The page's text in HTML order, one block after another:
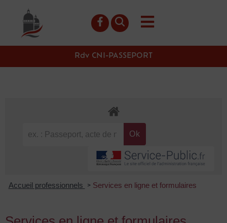
principal
Rdv CNI-PASSEPORT
Accueil professionnels > Services en ligne et formulaires